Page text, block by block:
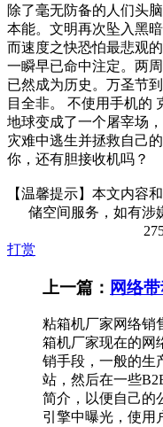
除了毫无防备的人们头
本能。文明再次坠入黑
而速度之快恐怕最悲观
一瞬早已命中注定。两
已然成为历史。万圣节
目全非。 不使用手机的
地球变成了一个屠宰场
灾难中逃生并拯救自己
你，还有胆接收机吗？
【温馨提示】本文内容
储空间服务，如有涉
打赏
上一篇： 网络
粘箱机厂家网络销
箱机厂家现在的网
销手段，一般的生
站，然后在一些
简介，以便自己的
引擎中曝光，使用